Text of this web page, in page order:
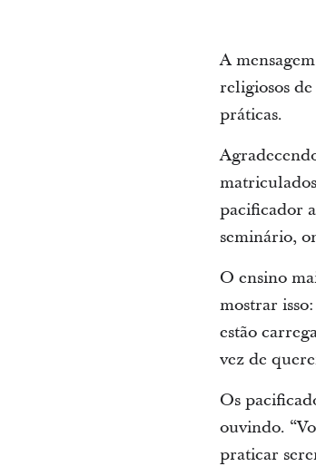
A
religiosos
práticas.
pacificador
seminário,
O ensino
mostrar
estão
vez de
Os
ouvindo.
praticar